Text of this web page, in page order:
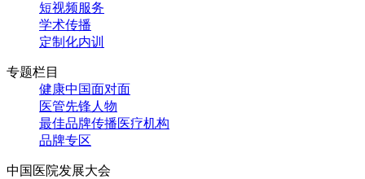
短视频服务
学术传播
定制化内训
专题栏目
健康中国面对面
医管先锋人物
最佳品牌传播医疗机构
品牌专区
中国医院发展大会